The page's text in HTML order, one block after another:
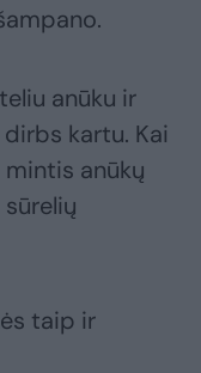
anūku ir
kartu. Kai
anūkų
taip ir